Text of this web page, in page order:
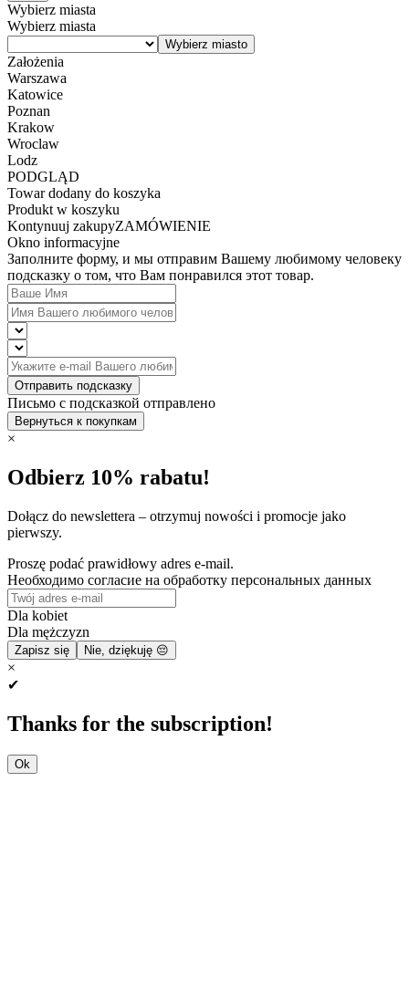
Wybierz miasta
Wybierz miasta
Założenia
Warszawa
Katowice
Poznan
Krakow
Wroclaw
Lodz
PODGLĄD
Towar dodany do koszyka
Produkt w koszyku
Kontynuuj zakupyZAMÓWIENIE
Okno informacyjne
Заполните форму, и мы отправим Вашему любимому человеку
подсказку о том, что Вам понравился этот товар.
Отправить подсказку
Письмо с подсказкой отправлено
Вернуться к покупкам
×
Odbierz 10% rabatu!
Dołącz do newslettera – otrzymuj nowości i promocje jako
pierwszy.
Proszę podać prawidłowy adres e-mail.
Необходимо согласие на обработку персональных данных
Dla kobiet
Dla mężczyzn
Zapisz się Nie, dziękuję 😔
×
✔
Thanks for the subscription!
Ok